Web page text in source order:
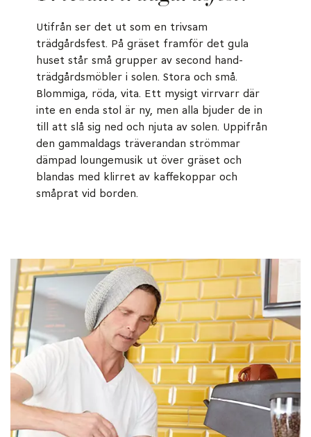
Utifrån ser det ut som en trivsam
trädgårdsfest. På gräset framför det gula
huset står små grupper av second hand-
trädgårdsmöbler i solen. Stora och små.
Blommiga, röda, vita. Ett mysigt virrvarr där
inte en enda stol är ny, men alla bjuder de in
till att slå sig ned och njuta av solen. Uppifrån
den gammaldags träverandan strömmar
dämpad loungemusik ut över gräset och
blandas med klirret av kaffekoppar och
småprat vid borden.